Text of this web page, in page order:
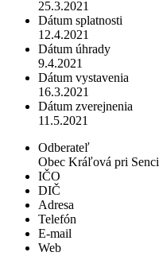
25.3.2021
Dátum splatnosti
12.4.2021
Dátum úhrady
9.4.2021
Dátum vystavenia
16.3.2021
Dátum zverejnenia
11.5.2021
Odberateľ
Obec Kráľová pri Senci
IČO
DIČ
Adresa
Telefón
E-mail
Web